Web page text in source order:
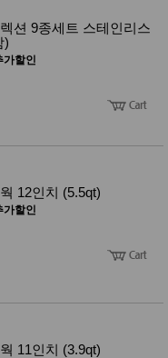
션 9종세트 스테인리스
)
가할인
12인치 (5.5qt)
가할인
11인치 (3.9qt)